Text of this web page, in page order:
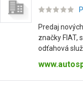
Predaj
značky FIAT,
odťahová